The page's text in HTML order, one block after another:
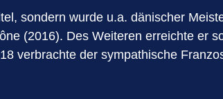
sondern wurde u.a. dänischer
(2016). Des Weiteren erreichte er
verbrachte der sympathische